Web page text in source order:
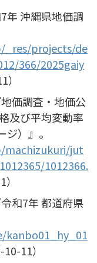
年 沖縄県地価調
_res/projects/de
366/2025gaiy
価調査・地価公
及び平均変動率
ジ）』。
machizukuri/jut
1012366.
和7年 都道府県
11）